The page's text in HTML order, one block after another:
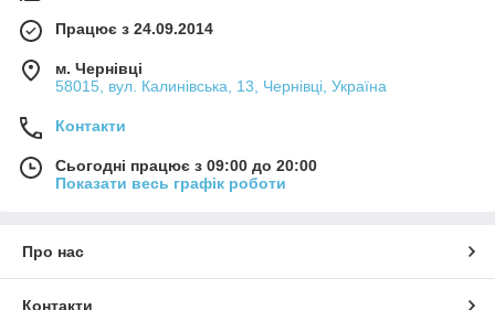
Працює з 24.09.2014
м. Чернівці
58015, вул. Калинівська, 13, Чернівці, Україна
Контакти
Сьогодні працює з 09:00 до 20:00
Показати весь графік роботи
Про нас
Контакти